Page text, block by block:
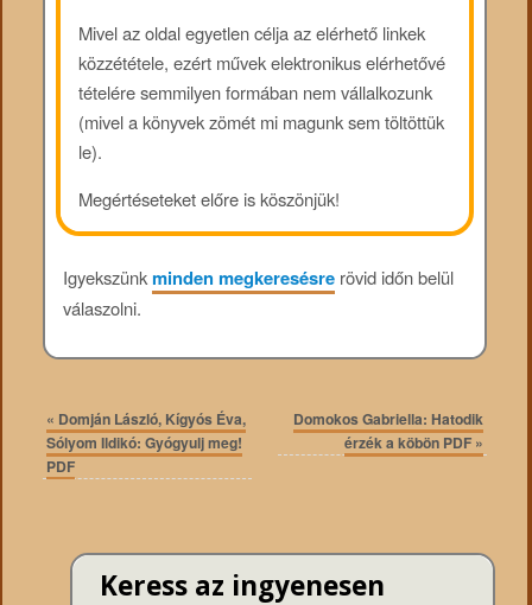
Mivel az oldal egyetlen célja az elérhető linkek
közzététele, ezért művek elektronikus elérhetővé
tételére semmilyen formában nem vállalkozunk
(mivel a könyvek zömét mi magunk sem töltöttük
le).
Megértéseteket előre is köszönjük!
Igyekszünkminden megkeresésrerövid időn belül
válaszolni.
« Domján László, Kígyós Éva,
Sólyom Ildikó: Gyógyulj meg!
PDF
Domokos Gabriella: Hatodik
érzék a köbön PDF »
Keress az ingyenesen